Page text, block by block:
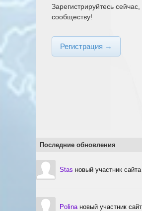
Зарегистрируйтесь
сообществу!
Регистрация →
Последние обновления
Stas новый участник сайта
Polina новый участник